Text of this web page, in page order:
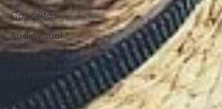
Conceitos
Audiovisual
Marketing
Vendas